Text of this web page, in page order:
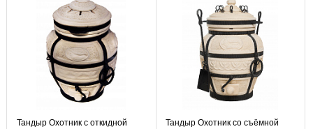
Тандыр Охотник с откидной
Тандыр Охотник со съёмной